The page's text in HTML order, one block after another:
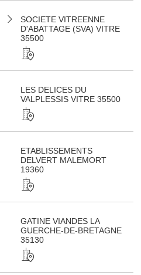
SOCIETE VITREENNE
D'ABATTAGE (SVA) VITRE
35500
LES DELICES DU
VALPLESSIS VITRE 35500
ETABLISSEMENTS
DELVERT MALEMORT
19360
GATINE VIANDES LA
GUERCHE-DE-BRETAGNE
35130